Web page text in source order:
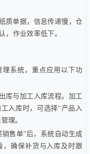
质单据，信息传递慢，仓
，作业效率低下。
系统，重点应用以下功
库与加工入库流程。加工
入库时，可选择“产品入
理。
销售单”后，系统自动生成
确保补货与入库及时跟